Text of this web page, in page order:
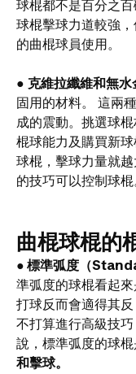
球棍都不是百分之
球棍擊球力道較強
的曲棍球員使用。
● 克維拉纖維和無
固用的材料。 這兩
成的震動。挑選球
棍球能力及購買新
球棍，擊球力量就
的技巧可以控制球棍
曲棍球棍的
● 標準弧度（
準弧度的球棍看起
打球反而會適得其
不打算進行高級技
說，標準弧度的球棍
和擊球。